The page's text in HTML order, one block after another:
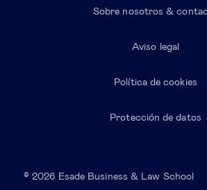
Sobre nosotros &
Aviso legal
Política de cookies
Protección de datos
© 2026 Esade Business & Law School